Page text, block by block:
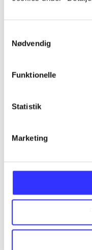
Nødvendig
Funktionelle
Statistik
Marketing
Minder om